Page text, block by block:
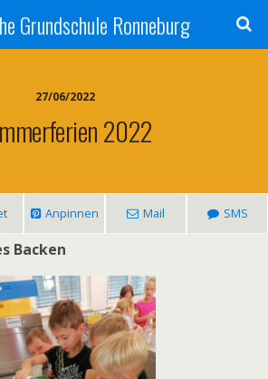
Grundschule Ronneburg
27/06/2022
2022
Anpinnen Mail SMS
Backen